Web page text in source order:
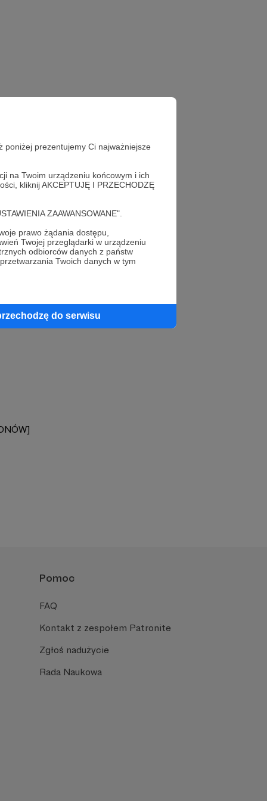
poniżej prezentujemy Ci najważniejsze
na Twoim urządzeniu końcowym i ich
kliknij AKCEPTUJĘ I PRZECHODZĘ
ZAAWANSOWANE".
prawo żądania dostępu,
Twojej przeglądarki w urządzeniu
odbiorców danych z państw
Twoich danych w tym
do serwisu
Pomoc
FAQ
Kontakt z zespołem Patronite
Zgłoś nadużycie
Rada Naukowa